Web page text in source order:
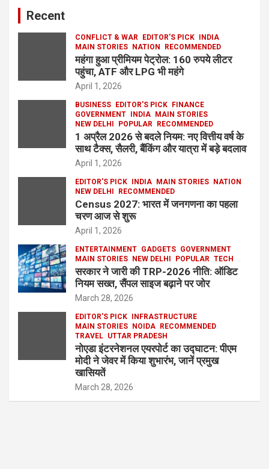
Recent
CONFLICT & WAR EDITOR'S PICK
INDIA
MAIN STORIES
NATION RECOMMENDED
महंगा हुआ प्रीमियम पेट्रोल: 160 रुपये लीटर
पहुंचा, ATF और LPG भी महंगे
April 1, 2026
BUSINESS EDITOR'S PICK
FINANCE
GOVERNMENT
INDIA
MAIN STORIES
NEW DELHI
POPULAR RECOMMENDED
1 अप्रैल 2026 से बदले नियम: नए वित्तीय वर्ष के
साथ टैक्स, सैलरी, बैंकिंग और यात्रा में बड़े बदलाव
April 1, 2026
EDITOR'S PICK INDIA MAIN STORIES
NATION
NEW DELHI
RECOMMENDED
Census 2027: भारत में जनगणना का पहला
चरण आज से शुरू
April 1, 2026
ENTERTAINMENT GADGETS GOVERNMENT
MAIN STORIES
NEW DELHI POPULAR TECH
सरकार ने जारी की TRP-2026 नीति: ऑडिट
नियम सख्त, सैंपल साइज बढ़ाने पर जोर
March 28, 2026
EDITOR'S PICK
INFRASTRUCTURE
MAIN STORIES
NOIDA
RECOMMENDED
TRAVEL UTTAR PRADESH
नोएडा इंटरनेशनल एयरपोर्ट का उद्घाटन: पीएम
मोदी ने जेवर में किया शुभारंभ, जानें प्रमुख
खासियतें
March 28, 2026